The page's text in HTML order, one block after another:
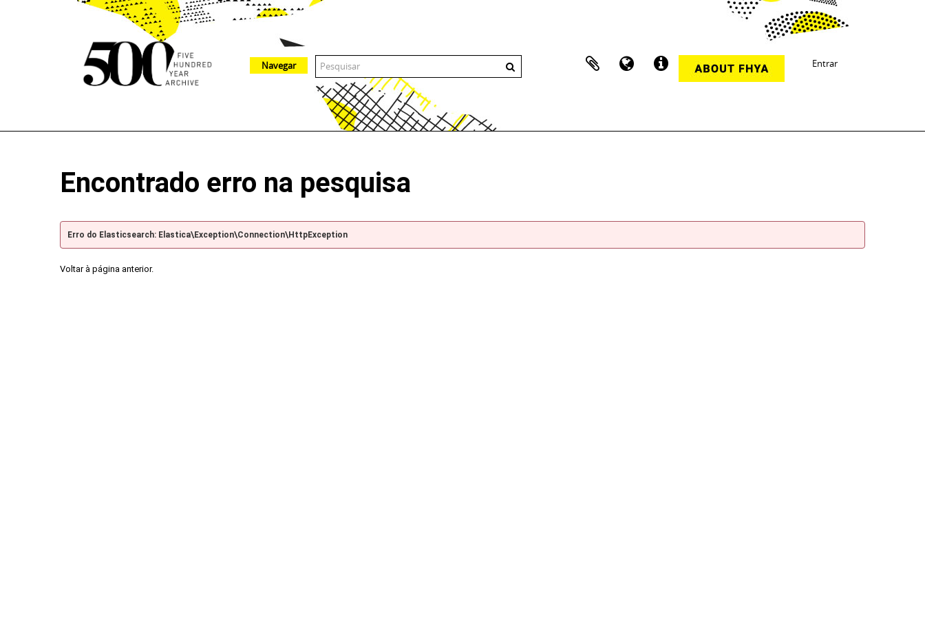
Entrar
Navegar
Encontrado erro na pesquisa
Erro do Elasticsearch: Elastica\Exception\Connection\HttpException
Voltar à página anterior.